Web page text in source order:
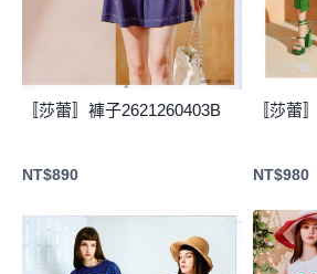
〚莎蕾〛褲子2621260403B
NT$890
〚莎蕾
NT$980